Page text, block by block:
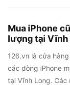
Mua iPhone
lượng tại Vĩnh
126.vn là cửa
các dòng iPhone
tại Vĩnh Long. Các